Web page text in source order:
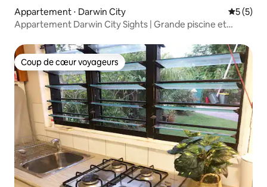
Appartement ⋅ Darwin City
5 (5)
Appartement Darwin City Sights | Grande piscine et
Coup de cœur voyageurs
Coup de cœur voyageurs